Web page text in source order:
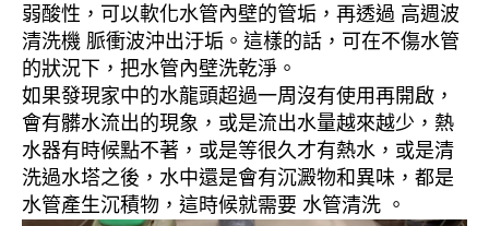
弱酸性，可以軟化水管內壁的管垢，再透過 高週波
清洗機 脈衝波沖出汙垢。這樣的話，可在不傷水管
的狀況下，把水管內壁洗乾淨。
如果發現家中的水龍頭超過一周沒有使用再開啟，
會有髒水流出的現象，或是流出水量越來越少，熱
水器有時候點不著，或是等很久才有熱水，或是清
洗過水塔之後，水中還是會有沉澱物和異味，都是
水管產生沉積物，這時候就需要 水管清洗 。